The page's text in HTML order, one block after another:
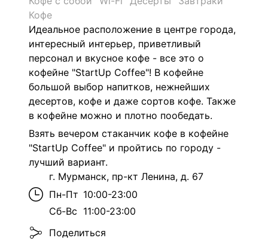
Кофе
Идеальное расположение в центре города,
интересный интерьер, приветливый
персонал и вкусное кофе - все это о
кофейне "StartUp Coffee"! В кофейне
большой выбор напитков, нежнейших
десертов, кофе и даже сортов кофе. Также
в кофейне можно и плотно пообедать.
Взять вечером стаканчик кофе в кофейне
"StartUp Coffee" и пройтись по городу -
лучший вариант.
г. Мурманск, пр-кт Ленина, д. 67
Пн-Пт 10:00-23:00
Сб-Вс 11:00-23:00
Поделиться